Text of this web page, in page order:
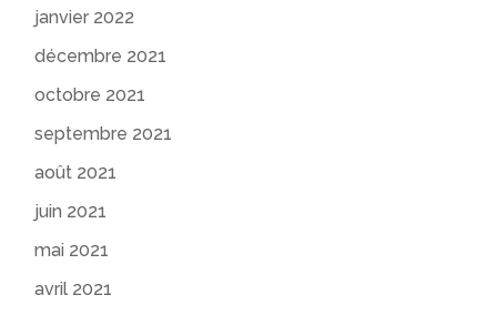
janvier 2022
décembre 2021
octobre 2021
septembre 2021
août 2021
juin 2021
mai 2021
avril 2021